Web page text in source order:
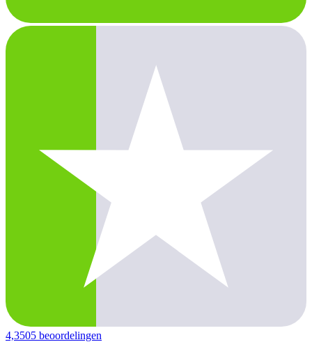
4,3505 beoordelingen